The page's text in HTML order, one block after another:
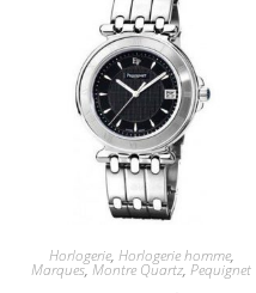
Horlogerie, Horlogerie homme,
Marques,Montre Quartz,Pequignet